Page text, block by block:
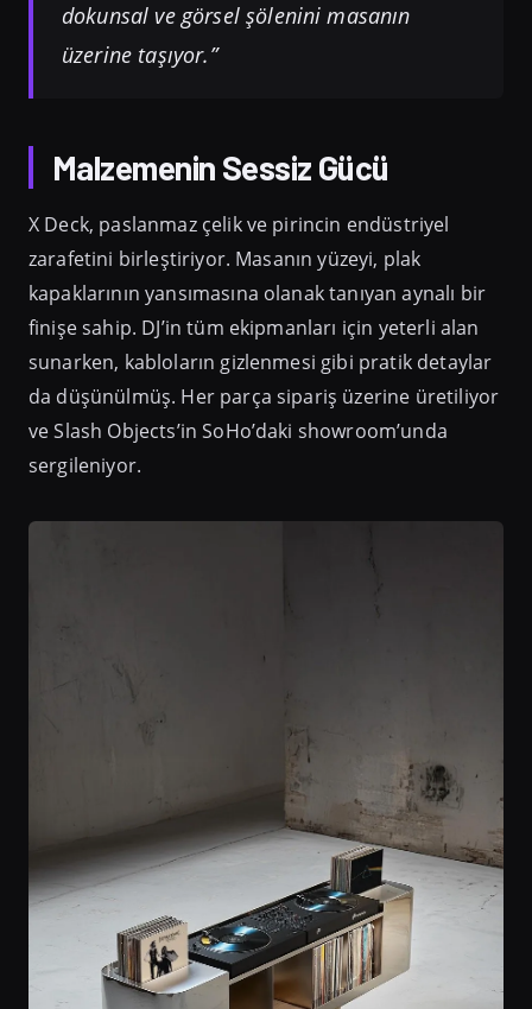
dokunsal ve görsel şölenini masanın
üzerine taşıyor.”
Malzemenin Sessiz Gücü
X Deck, paslanmaz çelik ve pirincin endüstriyel
zarafetini birleştiriyor. Masanın yüzeyi, plak
kapaklarının yansımasına olanak tanıyan aynalı bir
finişe sahip. DJ’in tüm ekipmanları için yeterli alan
sunarken, kabloların gizlenmesi gibi pratik detaylar
da düşünülmüş. Her parça sipariş üzerine üretiliyor
ve Slash Objects’in SoHo’daki showroom’unda
sergileniyor.